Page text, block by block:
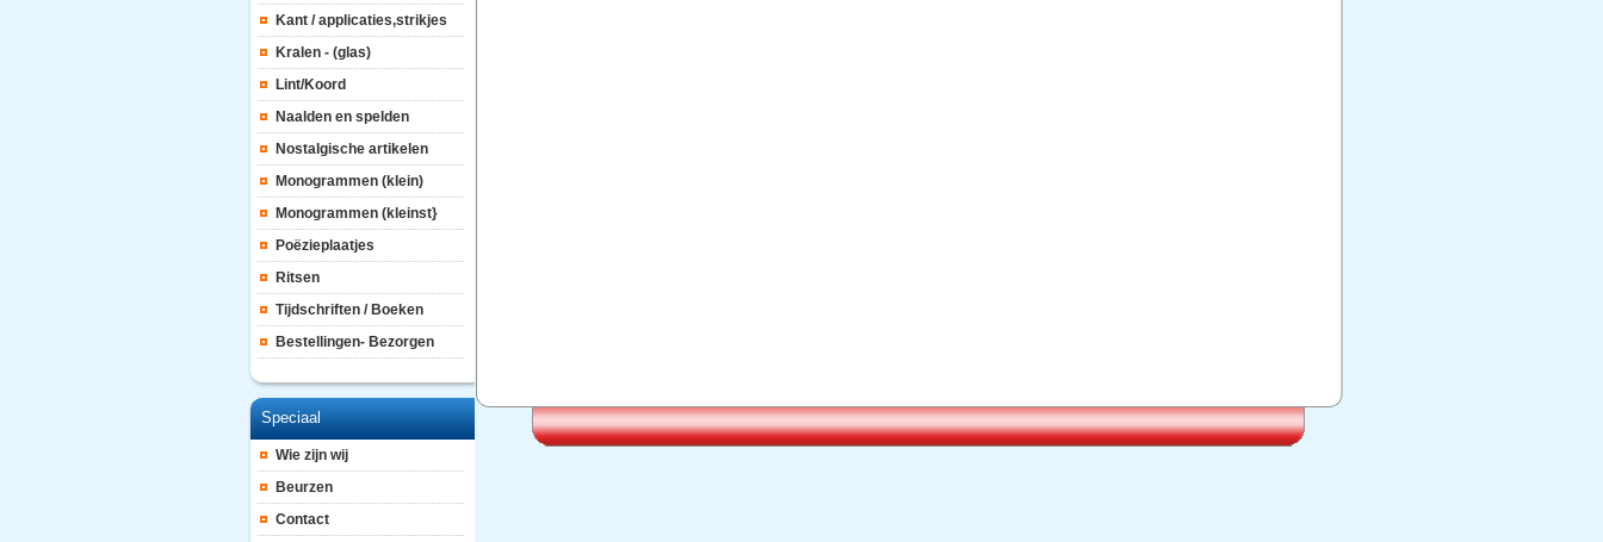
Kant / applicaties,strikjes
Kralen - (glas)
Lint/Koord
Naalden en spelden
Nostalgische artikelen
Monogrammen (klein)
Monogrammen (kleinst}
Poëzieplaatjes
Ritsen
Tijdschriften / Boeken
Bestellingen- Bezorgen
Speciaal
Wie zijn wij
Beurzen
Contact